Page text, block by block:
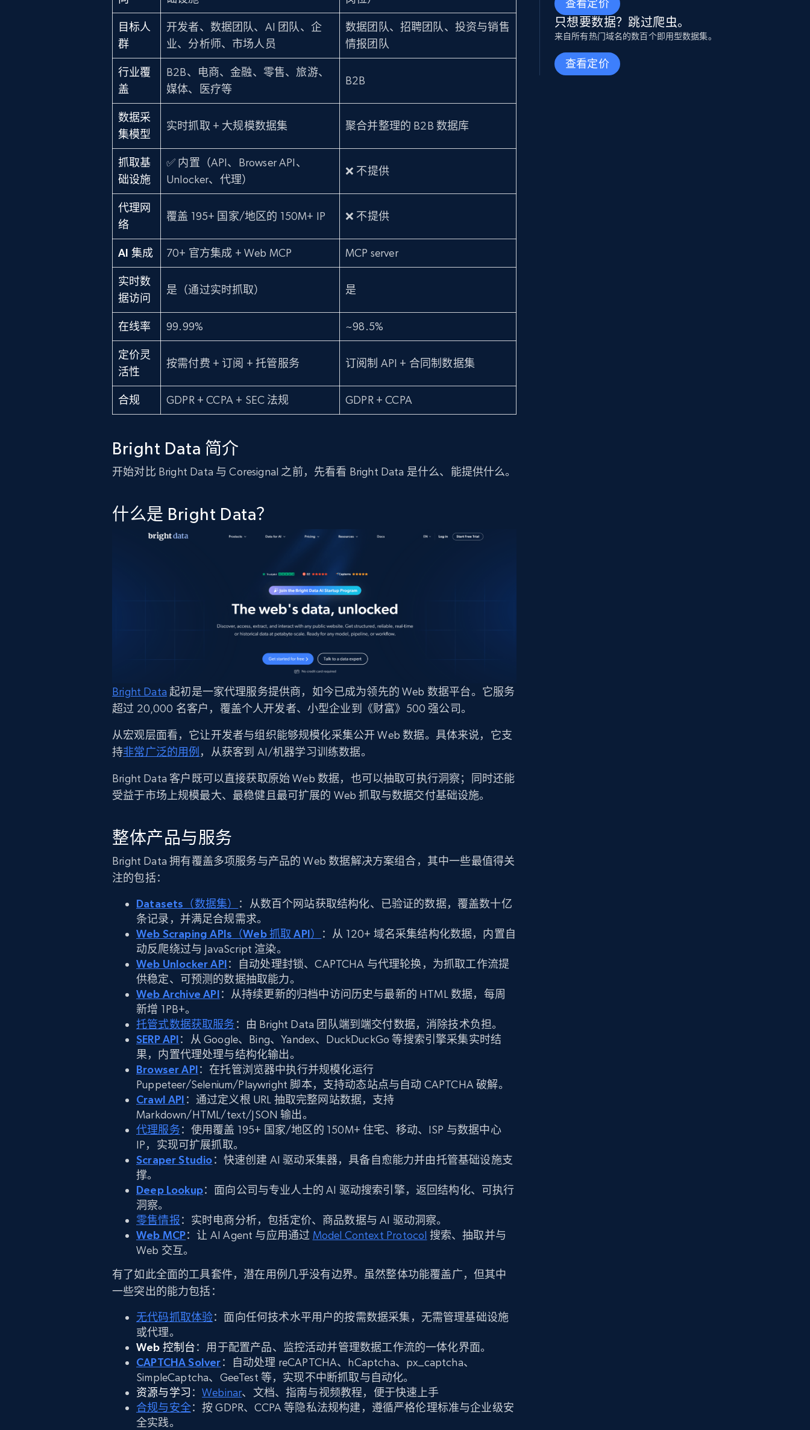
目标人
群
开发者、数据团队、AI 团队、企
业、分析师、市场人员
数据团队、招聘团队、投资与销售
情报团队
行业覆
盖
B2B、电商、金融、零售、旅游、
媒体、医疗等
B2B
数据采
集模型
实时抓取 + 大规模数据集 聚合并整理的 B2B 数据库
抓取基
础设施
✅ 内置（API、Browser API、
Unlocker、代理）
❌ 不提供
代理网
络
覆盖 195+ 国家/地区的 150M+ IP ❌ 不提供
AI 集成 70+ 官方集成 + Web MCP MCP server
实时数
据访问
是（通过实时抓取） 是
在线率 99.99% ~98.5%
定价灵
活性
按需付费 + 订阅 + 托管服务 订阅制 API + 合同制数据集
合规 GDPR + CCPA + SEC 法规 GDPR + CCPA
Bright Data 简介
开始对比 Bright Data 与 Coresignal 之前，先看看 Bright Data 是什么、能提供什么。
什么是 Bright Data？
Bright Data 起初是一家代理服务提供商，如今已成为领先的 Web 数据平台。它服务
超过 20,000 名客户，覆盖个人开发者、小型企业到《财富》500 强公司。
从宏观层面看，它让开发者与组织能够规模化采集公开 Web 数据。具体来说，它支
持非常广泛的用例 ，从获客到 AI/机器学习训练数据。
Bright Data 客户既可以直接获取原始 Web 数据，也可以抽取可执行洞察；同时还能
受益于市场上规模最大、最稳健且最可扩展的 Web 抓取与数据交付基础设施。
整体产品与服务
Bright Data 拥有覆盖多项服务与产品的 Web 数据解决方案组合，其中一些最值得关
注的包括：
Datasets（数据集）
：从数百个网站获取结构化、已验证的数据，覆盖数十亿
条记录，并满足合规需求。
Web Scraping APIs（Web 抓取 API）
：从 120+ 域名采集结构化数据，内置自
动反爬绕过与 JavaScript 渲染。
Web Unlocker API：自动处理封锁、CAPTCHA 与代理轮换，为抓取工作流提
供稳定、可预测的数据抽取能力。
Web Archive API：从持续更新的归档中访问历史与最新的 HTML 数据，每周
新增 1PB+。
托管式数据获取服务 ：由 Bright Data 团队端到端交付数据，消除技术负担。
SERP API：从 Google、Bing、Yandex、DuckDuckGo 等搜索引擎采集实时结
果，内置代理处理与结构化输出。
Browser API：在托管浏览器中执行并规模化运行
Puppeteer/Selenium/Playwright 脚本，支持动态站点与自动 CAPTCHA 破解。
Crawl API ：通过定义根 URL 抽取完整网站数据，支持
Markdown/HTML/text/JSON 输出。
代理服务：使用覆盖 195+ 国家/地区的 150M+ 住宅、移动、ISP 与数据中心
IP，实现可扩展抓取。
Scraper Studio：快速创建 AI 驱动采集器，具备自愈能力并由托管基础设施支
撑。
Deep Lookup：面向公司与专业人士的 AI 驱动搜索引擎，返回结构化、可执行
洞察。
零售情报：实时电商分析，包括定价、商品数据与 AI 驱动洞察。
Web MCP：让 AI Agent 与应用通过 Model Context Protocol 搜索、抽取并与
Web 交互。
有了如此全面的工具套件，潜在用例几乎没有边界。虽然整体功能覆盖广，但其中
一些突出的能力包括：
无代码抓取体验：面向任何技术水平用户的按需数据采集，无需管理基础设施
或代理。
Web 控制台：用于配置产品、监控活动并管理数据工作流的一体化界面。
CAPTCHA Solver：自动处理 reCAPTCHA、hCaptcha、px_captcha、
SimpleCaptcha、GeeTest 等，实现不中断抓取与自动化。
资源与学习 ：Webinar、文档、指南与视频教程，便于快速上手
合规与安全：按 GDPR、CCPA 等隐私法规构建，遵循严格伦理标准与企业级安
全实践。
查看定价
只想要数据？跳过爬虫。
来自所有热门域名的数百个即用型数据集。
查看定价